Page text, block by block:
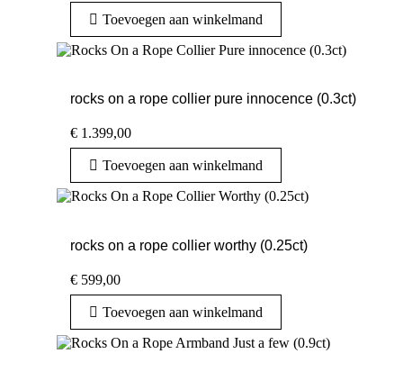
Toevoegen aan winkelmand
rocks on a rope collier pure innocence (0.3ct)
€ 1.399,00
Toevoegen aan winkelmand
rocks on a rope collier worthy (0.25ct)
€ 599,00
Toevoegen aan winkelmand